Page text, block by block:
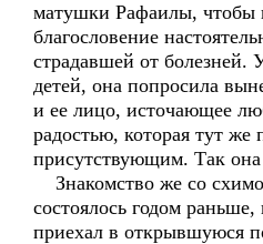
матушки Рафаилы, чтобы
благословение
страдавшей от болезней.
детей, она попросила
и ее лицо, источающее
радостью, которая тут же
присутствующим. Так она
Знакомство же со
состоялось годом раньше,
приехал в открывшуюся